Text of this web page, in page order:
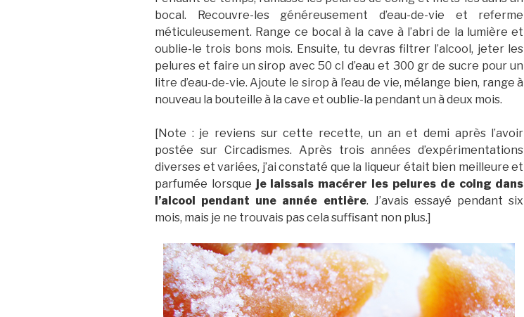
bocal. Recouvre-les généreusement d’eau-de-vie et referme
méticuleusement. Range ce bocal à la cave à l’abri de la lumière et
oublie-le trois bons mois. Ensuite, tu devras filtrer l’alcool, jeter les
pelures et faire un sirop avec 50 cl d’eau et 300 gr de sucre pour un
litre d’eau-de-vie. Ajoute le sirop à l’eau de vie, mélange bien, range à
nouveau la bouteille à la cave et oublie-la pendant un à deux mois.
[Note : je reviens sur cette recette, un an et demi après l’avoir
postée sur Circadismes. Après trois années d’expérimentations
diverses et variées, j’ai constaté que la liqueur était bien meilleure et
parfumée lorsque je laissais macérer les pelures de coing dans
l’alcool pendant une année entière. J’avais essayé pendant six
mois, mais je ne trouvais pas cela suffisant non plus.]